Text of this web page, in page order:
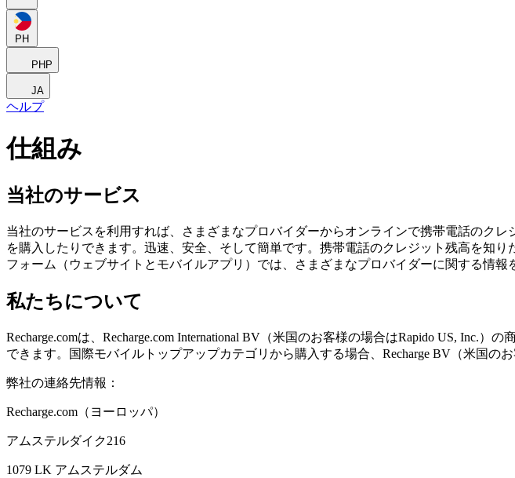
PH
PHP
JA
ヘルプ
仕組み
当社のサービス
当社のサービスを利用すれば、さまざまなプロバイダーからオンラインで携帯電話のク
を購入したりできます。迅速、安全、そして簡単です。携帯電話のクレジット残高を知
フォーム（ウェブサイトとモバイルアプリ）では、さまざまなプロバイダーに関する情
私たちについて
Recharge.comは、Recharge.com International BV（米国のお客様の場合はRapido US, Inc.
できます。国際モバイルトップアップカテゴリから購入する場合、Recharge BV（米国の
弊社の連絡先情報：
Recharge.com（ヨーロッパ）
アムステルダイク216
1079 LK アムステルダム